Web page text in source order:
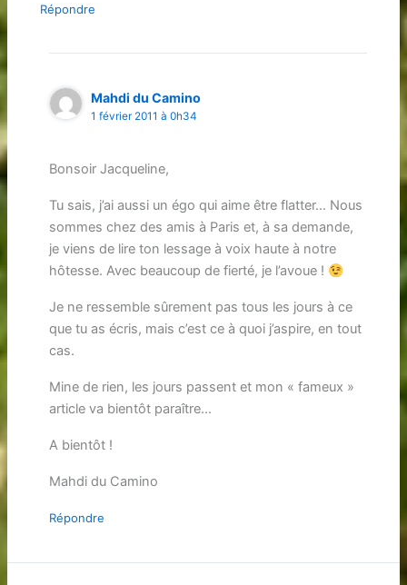
Répondre
Mahdi du Camino
1 février 2011 à 0h34
Bonsoir Jacqueline,
Tu sais, j’ai aussi un égo qui aime être flatter… Nous
sommes chez des amis à Paris et, à sa demande,
je viens de lire ton lessage à voix haute à notre
hôtesse. Avec beaucoup de fierté, je l’avoue !
Je ne ressemble sûrement pas tous les jours à ce
que tu as écris, mais c’est ce à quoi j’aspire, en tout
cas.
Mine de rien, les jours passent et mon « fameux »
article va bientôt paraître…
A bientôt !
Mahdi du Camino
Répondre